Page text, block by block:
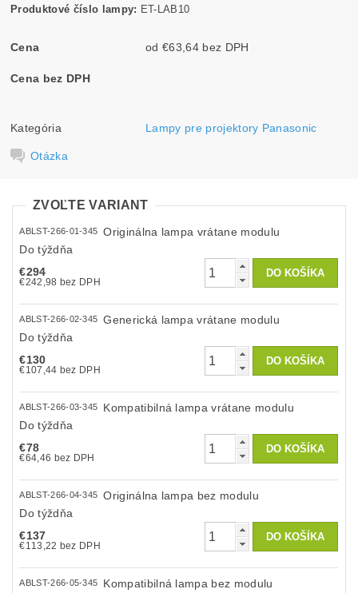
Produktové číslo lampy: ET-LAB10
Cena od €63,64 bez DPH
Cena bez DPH
Kategória Lampy pre projektory Panasonic
Otázka
ZVOĽTE VARIANT
ABLST-266-01-345
Originálna lampa vrátane modulu
Do týždňa
€294
€242,98 bez DPH
ABLST-266-02-345
Generická lampa vrátane modulu
Do týždňa
€130
€107,44 bez DPH
ABLST-266-03-345
Kompatibilná lampa vrátane modulu
Do týždňa
€78
€64,46 bez DPH
ABLST-266-04-345
Originálna lampa bez modulu
Do týždňa
€137
€113,22 bez DPH
ABLST-266-05-345
Kompatibilná lampa bez modulu